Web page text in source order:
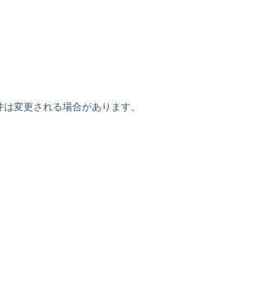
変更される場合があります。